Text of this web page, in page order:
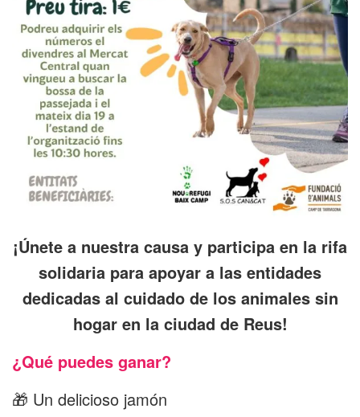
¡Únete a nuestra causa y participa en la rifa
solidaria para apoyar a las entidades
dedicadas al cuidado de los animales sin
hogar en la ciudad de Reus!
¿Qué puedes ganar?
🎁 Un delicioso jamón